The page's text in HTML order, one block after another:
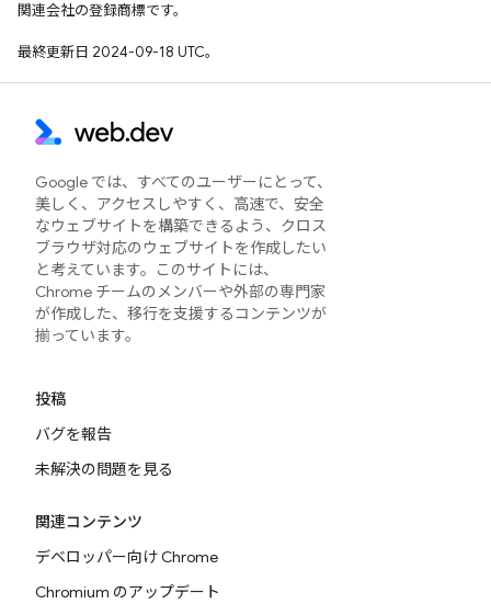
関連会社の登録商標です。
最終更新日 2024-09-18 UTC。
Google では、すべてのユーザーにとって、
美しく、アクセスしやすく、高速で、安全
なウェブサイトを構築できるよう、クロス
ブラウザ対応のウェブサイトを作成したい
と考えています。このサイトには、
Chrome チームのメンバーや外部の専門家
が作成した、移行を支援するコンテンツが
揃っています。
投稿
バグを報告
未解決の問題を見る
関連コンテンツ
デベロッパー向け Chrome
Chromium のアップデート